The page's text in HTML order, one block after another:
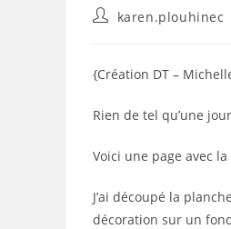
Auteur/autrice
publication :
karen.plouhinec
{Création DT –
Rien de tel qu’une
Voici une page avec
J’ai découpé la
décoration sur un